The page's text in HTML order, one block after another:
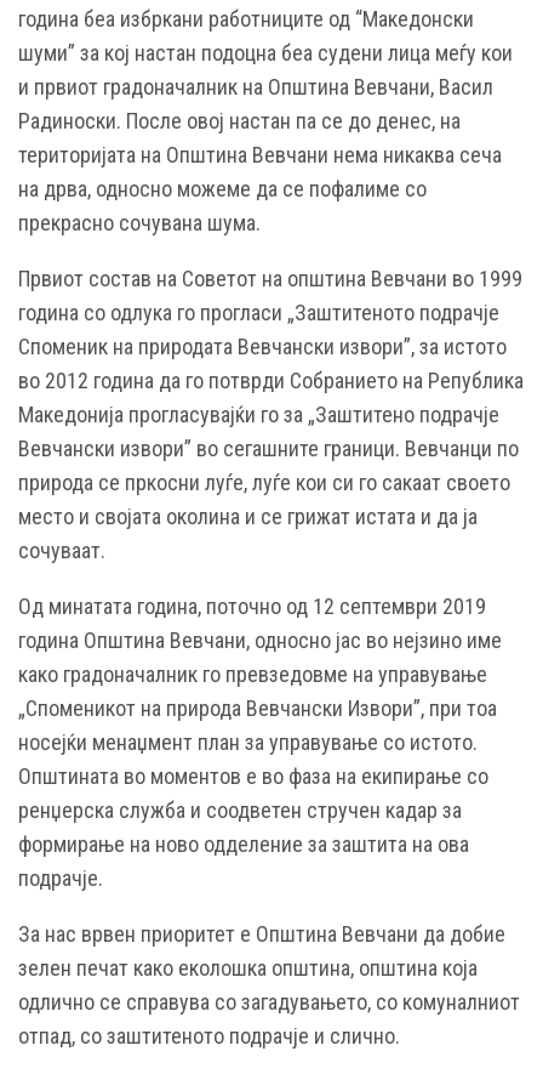
година беа избркани работниците од “Македонски
шуми” за кој настан подоцна беа судени лица меѓу кои
и првиот градоначалник на Општина Вевчани, Васил
Радиноски. После овој настан па се до денес, на
територијата на Општина Вевчани нема никаква сеча
на дрва, односно можеме да се пофалиме со
прекрасно сочувана шума.
Првиот состав на Советот на општина Вевчани во 1999
година со одлука го прогласи „Заштитеното подрачје
Споменик на природата Вевчански извори”, за истото
во 2012 година да го потврди Собранието на Република
Македонија прогласувајќи го за „Заштитено подрачје
Вевчански извори” во сегашните граници. Вевчанци по
природа се пркосни луѓе, луѓе кои си го сакаат своето
место и својата околина и се грижат истата и да ја
сочуваат.
Од минатата година, поточно од 12 септември 2019
година Општина Вевчани, односно јас во нејзино име
како градоначалник го превзедовме на управување
„Споменикот на природа Вевчански Извори”, при тоа
носејќи менаџмент план за управување со истото.
Општината во моментов е во фаза на екипирање со
ренџерска служба и соодветен стручен кадар за
формирање на ново одделение за заштита на ова
подрачје.
За нас врвен приоритет е Општина Вевчани да добие
зелен печат како еколошка општина, општина која
одлично се справува со загадувањето, со комуналниот
отпад, со заштитеното подрачје и слично.